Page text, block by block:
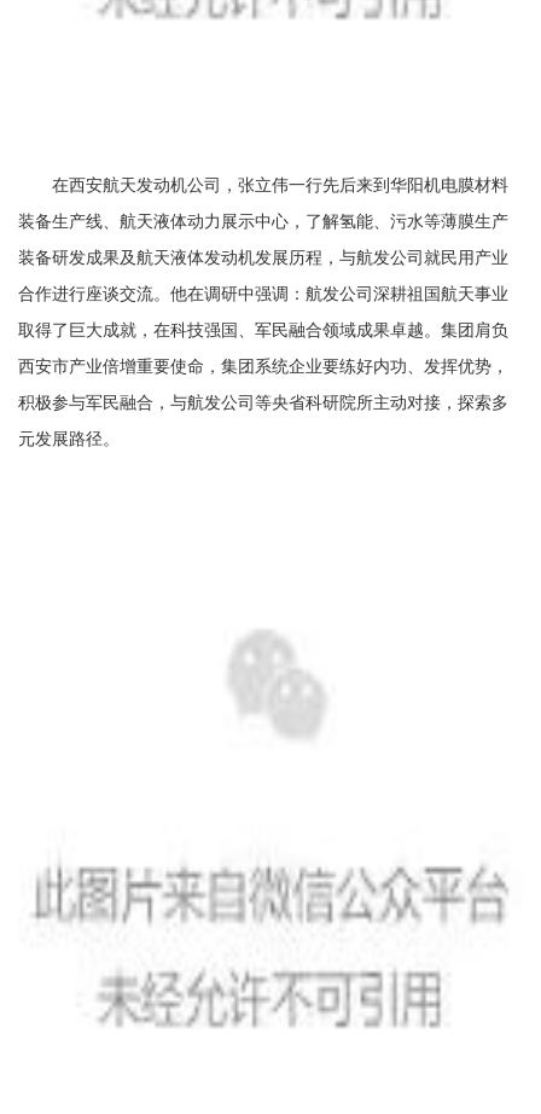
在西安航天发动机公司，张立伟一行先后来到华阳机电膜材料
装备生产线、航天液体动力展示中心，了解氢能、污水等薄膜生产
装备研发成果及航天液体发动机发展历程，与航发公司就民用产业
合作进行座谈交流。他在调研中强调：航发公司深耕祖国航天事业
取得了巨大成就，在科技强国、军民融合领域成果卓越。集团肩负
西安市产业倍增重要使命，集团系统企业要练好内功、发挥优势，
积极参与军民融合，与航发公司等央省科研院所主动对接，探索多
元发展路径。